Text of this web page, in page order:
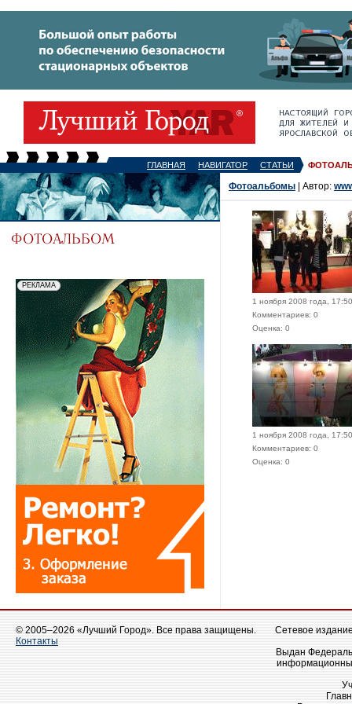
ГЛАВНАЯ НАВИГАТОР СТАТЬИ
Фотоальбомы | Автор:
1 ноября 2008 года, 17:50
Комментариев: 0
Оценка: 0
1 ноября 2008 года, 17:50
Комментариев: 0
Оценка: 0
© 2005–2026 «Лучший Город». Все права защищены.
Контакты
Сетевое
Выдан